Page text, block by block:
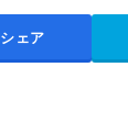
シェア